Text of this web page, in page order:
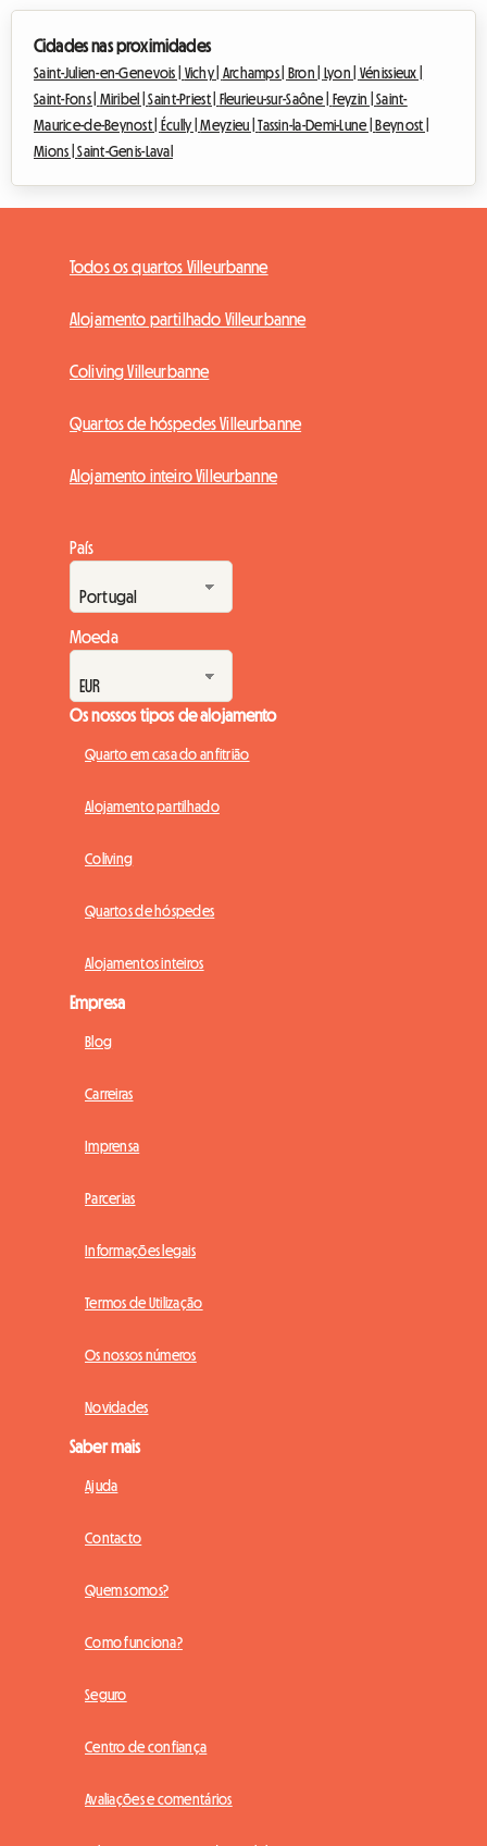
Cidades nas proximidades
Saint-Julien-en-Genevois | Vichy | Archamps | Bron | Lyon | Vénissieux |
Saint-Fons | Miribel |Saint-Priest | Fleurieu-sur-Saône | Feyzin |Saint-
Maurice-de-Beynost |
Écully |Meyzieu |Tassin-la-Demi-Lune |
Beynost |
Mions |Saint-Genis-Laval
Todos os quartos Villeurbanne
Alojamento partilhado Villeurbanne
Coliving Villeurbanne
Quartos de hóspedes Villeurbanne
Alojamento inteiro Villeurbanne
País
Moeda
Os nossos tipos de alojamento
Quarto em casa do anfitrião
Alojamento partilhado
Coliving
Quartos de hóspedes
Alojamentos inteiros
Empresa
Blog
Carreiras
Imprensa
Parcerias
Informações legais
Termos de Utilização
Os nossos números
Novidades
Saber mais
Ajuda
Contacto
Quem somos?
Como funciona?
Seguro
Centro de confiança
Avaliações e comentários